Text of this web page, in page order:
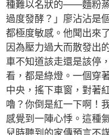
種難以名狀的——麵粉
過度發酵？」廖沾沾是
都極度敏感。他聞出來
因為壓力過大而散發出
車不知道該走還是該停
看，都是綠燈。一個穿
中央，搖下車窗，對著
嚕？你倒是紅一下啊！
感覺到一陣心悸。這種
兒時聽到的家傳預言不